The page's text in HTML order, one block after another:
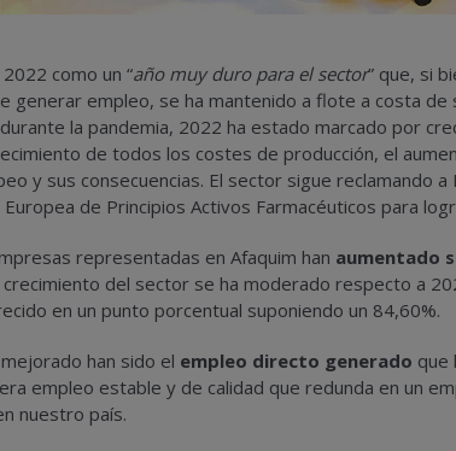
como un “año muy duro para el sector” que, si
generar empleo, se ha mantenido a flote a costa
la pandemia, 2022 ha estado marcado por
de todos los costes de producción, el
y sus consecuencias. El sector sigue reclamando
de Principios Activos Farmacéuticos para
representadas en Afaquim han aumentado
crecimiento del sector se ha moderado respecto a
en un punto porcentual suponiendo un 84,60%.
han sido el empleo directo generado que
empleo estable y de calidad que redunda en un
nuestro país.